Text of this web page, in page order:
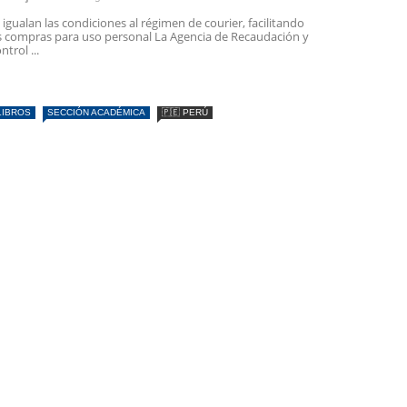
igualan las condiciones al régimen de courier, facilitando
compras para uso personal La Agencia de Recaudación y
...
SECCIÓN ACADÉMICA 🇵🇪 PERÚ